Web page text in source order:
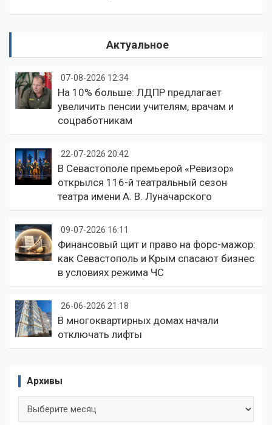
Актуальное
07-08-2026 12:34
На 10% больше: ЛДПР предлагает
увеличить пенсии учителям, врачам и
соцработникам
22-07-2026 20:42
В Севастополе премьерой «Ревизор»
открылся 116-й театральный сезон
театра имени А. В. Луначарского
09-07-2026 16:11
Финансовый щит и право на форс-мажор:
как Севастополь и Крым спасают бизнес
в условиях режима ЧС
26-06-2026 21:18
В многоквартирных домах начали
отключать лифты
Архивы